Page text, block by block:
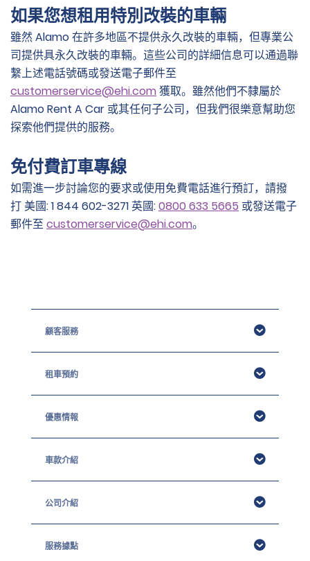
如果您想租用特別改裝的車輛
雖然 Alamo 在許多地區不提供永久改裝的車輛，但專業公
司提供具永久改裝的車輛。這些公司的詳細信息可以通過聯
繫上述電話號碼或發送電子郵件至
customerservice@ehi.com獲取。雖然他們不隸屬於
Alamo Rent A Car 或其任何子公司，但我們很樂意幫助您
探索他們提供的服務。
免付費訂車專線
如需進一步討論您的要求或使用免費電話進行預訂，請撥
打 美國: 1 844 602-3271 英國:0800 633 5665 或發送電子
郵件至customerservice@ehi.com。
顧客服務
租車預約
優惠情報
車款介紹
公司介紹
服務據點